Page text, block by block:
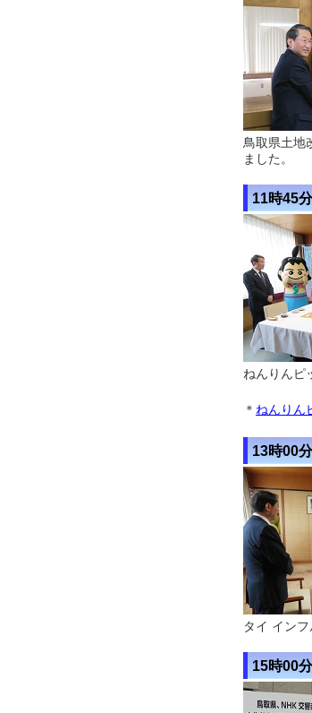
鳥取県土地
ました。
11時45
ねんりんピ
＊ ねんりん
13時00
タイ イン
15時00